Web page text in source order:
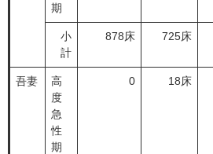
期
小
計
878床 725床
吾妻
高
度
急
性
期
0 18床